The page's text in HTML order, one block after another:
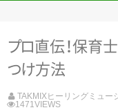
プロ直伝！保育士
つけ方法
TAKMIXヒーリングミュー
1471VIEWS